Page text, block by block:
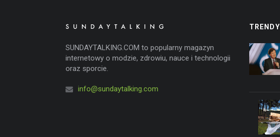
SUNDAYTALKING.COM to popularny magazyn
internetowy o modzie, zdrowiu, nauce i technologii
oraz sporcie.
info@sundaytalking.com
TRENDY